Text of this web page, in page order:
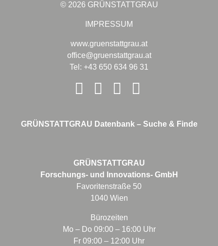
© 2026 GRÜNSTATTGRAU
IMPRESSUM
www.gruenstattgrau.at
office@gruenstattgrau.at
Tel: +43 650 634 96 31
GRÜNSTATTGRAU Datenbank – Suche & Finde
GRÜNSTATTGRAU
Forschungs- und Innovations- GmbH
Favoritenstraße 50
1040 Wien
Bürozeiten
Mo – Do 09:00 – 16:00 Uhr
Fr 09:00 – 12:00 Uhr